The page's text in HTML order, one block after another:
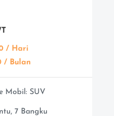
/ Hari
/ Bulan
Mobil: SUV
7 Bangku